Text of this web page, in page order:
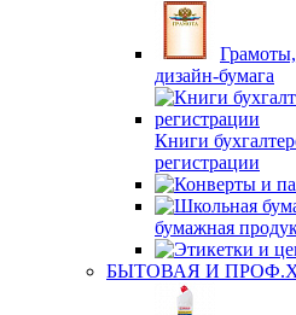
дизайн-бумага
Книги
регистрации
бумажная
БЫТОВАЯ И